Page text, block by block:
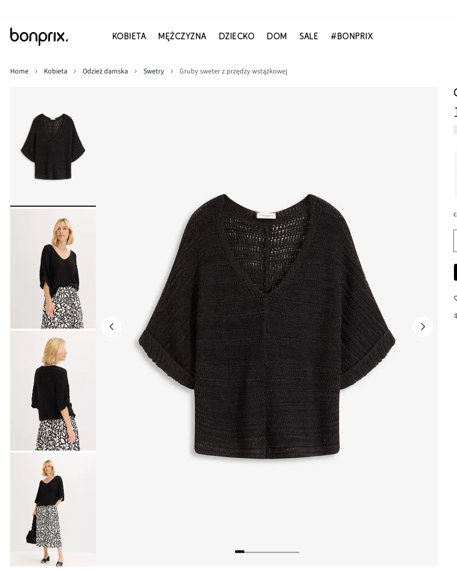
KOBIETA MĘŻCZYZNA DZIECKO DOM SALE #BONPRIX
Home
Kobieta Odzież damska Swetry Gruby sweter z przędzy wstążkowej